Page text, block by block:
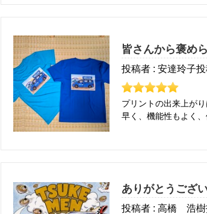
皆さんから褒め
投稿者 : 安達玲子
プリントの出来上が
早く、機能性もよく
ありがとうござい
投稿者 : 高橋 浩樹